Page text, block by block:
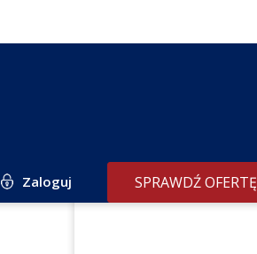
Zaloguj SPRAWDŹ OFERTĘ